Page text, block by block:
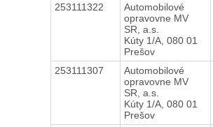
253111322
Automobilové
opravovne MV
SR, a.s.
Kúty 1/A, 080 01
Prešov
253111307
Automobilové
opravovne MV
SR, a.s.
Kúty 1/A, 080 01
Prešov